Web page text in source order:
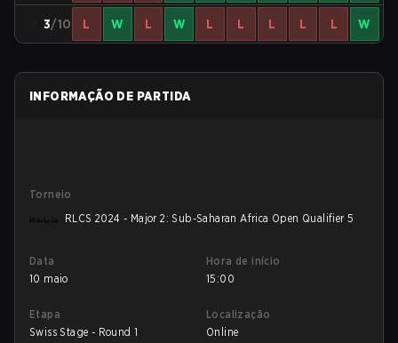
3/10 L W L W L L L L L W
INFORMAÇÃO DE PARTIDA
Torneio
RLCS 2024 - Major 2: Sub-Saharan Africa Open Qualifier 5
Data
10 maio
Hora de início
15:00
Etapa
Swiss Stage - Round 1
Localização
Online